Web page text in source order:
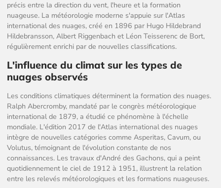
précis entre la direction du vent, l'heure et la formation
nuageuse. La météorologie moderne s'appuie sur l'Atlas
international des nuages, créé en 1896 par Hugo Hildebrand
Hildebransson, Albert Riggenbach et Léon Teisserenc de Bort,
régulièrement enrichi par de nouvelles classifications.
L'influence du climat sur les types de
nuages observés
Les conditions climatiques déterminent la formation des nuages.
Ralph Abercromby, mandaté par le congrès météorologique
international de 1879, a étudié ce phénomène à l'échelle
mondiale. L'édition 2017 de l'Atlas international des nuages
intègre de nouvelles catégories comme Asperitas, Cavum, ou
Volutus, témoignant de l'évolution constante de nos
connaissances. Les travaux d'André des Gachons, qui a peint
quotidiennement le ciel de 1912 à 1951, illustrent la relation
entre les relevés météorologiques et les formations nuageuses.